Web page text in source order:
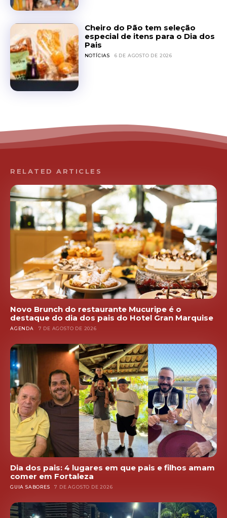
Cheiro do Pão tem seleção
especial de itens para o Dia dos
Pais
NOTÍCIAS 6 DE AGOSTO DE 2026
RELATED ARTICLES
Novo Brunch do restaurante Mucuripe é o
destaque do dia dos pais do Hotel Gran Marquise
AGENDA 7 DE AGOSTO DE 2026
Dia dos pais: 4 lugares em que pais e filhos amam
comer em Fortaleza
GUIA SABORES 7 DE AGOSTO DE 2026